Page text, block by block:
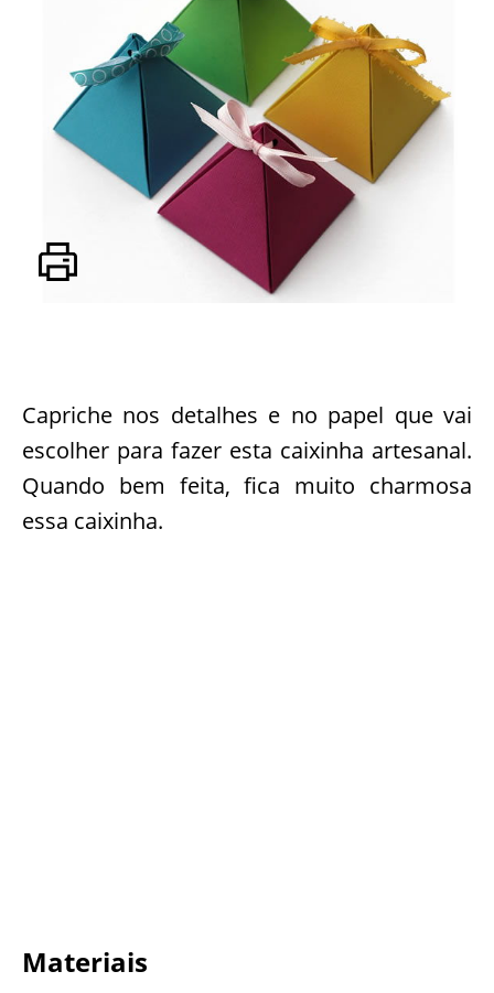
Capriche nos detalhes e no papel que vai
escolher para fazer esta caixinha artesanal.
Quando bem feita, fica muito charmosa
essa caixinha.
Materiais